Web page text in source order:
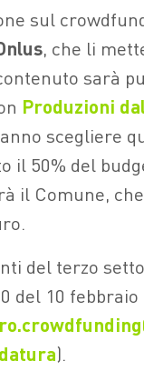
sul
, che li
sarà
Produzioni
scegliere
il 50% del
il Comune,
del terzo
del 10
).